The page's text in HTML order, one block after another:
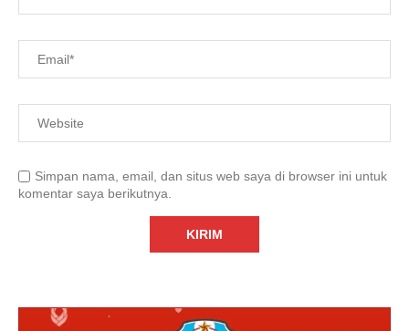
Simpan nama, email, dan situs web saya di browser ini untuk
komentar saya berikutnya.